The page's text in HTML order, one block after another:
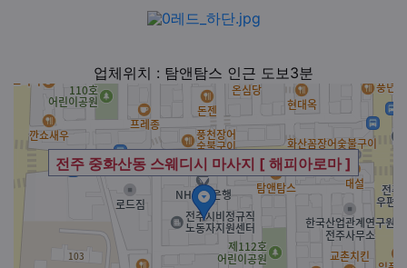
업체위치 : 탐앤탐스 인근 도보3분
전주 중화산동 스웨디시 마사지 [ 해피아로마 ]